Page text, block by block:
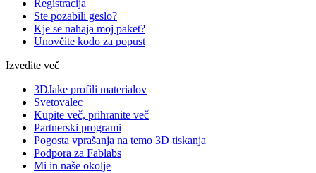
Registracija
Ste pozabili geslo?
Kje se nahaja moj paket?
Unovčite kodo za popust
Izvedite več
3DJake profili materialov
Svetovalec
Kupite več, prihranite več
Partnerski programi
Pogosta vprašanja na temo 3D tiskanja
Podpora za Fablabs
Mi in naše okolje